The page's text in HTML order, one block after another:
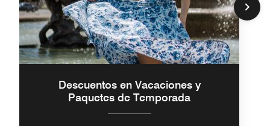
Descuentos en Vacaciones y
Paquetes de Temporada